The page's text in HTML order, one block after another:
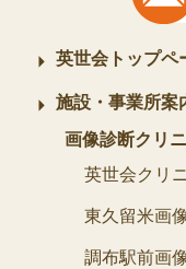
英世会トップペ
施設・事業所案
画像診断クリ
英世会クリ
東久留米画
調布駅前画